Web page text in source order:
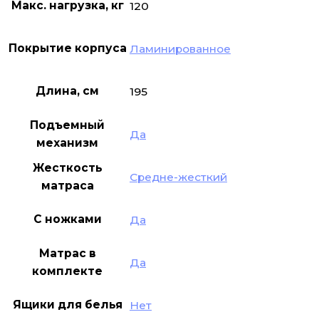
Макс. нагрузка, кг 120
Покрытие корпуса Ламинированное
Длина, см 195
Подъемный
механизм
Да
Жесткость
матраса
Средне-жесткий
С ножками Да
Матрас в
комплекте
Да
Ящики для белья Нет